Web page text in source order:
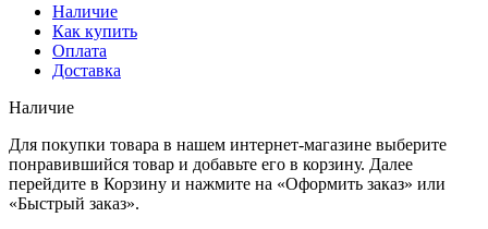
Наличие
Как купить
Оплата
Доставка
Наличие
Для покупки товара в нашем интернет-магазине выберите
понравившийся товар и добавьте его в корзину. Далее
перейдите в Корзину и нажмите на «Оформить заказ» или
«Быстрый заказ».